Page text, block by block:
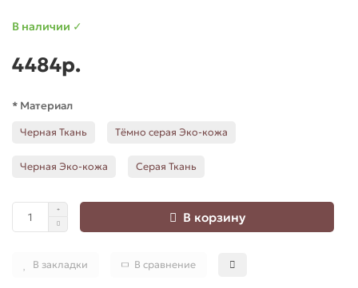
В наличии ✓
4484р.
* Материал
Черная Ткань Тёмно серая Эко-кожа
Черная Эко-кожа Серая Ткань
В корзину
В закладки В сравнение